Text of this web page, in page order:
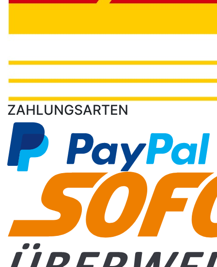
ZAHLUNGSARTEN